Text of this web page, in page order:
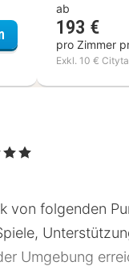
Corbie Hotel Geel
ab
193 €
pro Zimmer
Exkl. 10 €
von folgenden
Umgebung